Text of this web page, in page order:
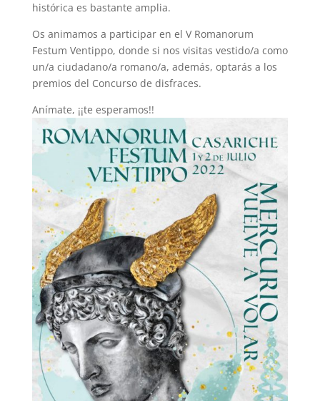
histórica es bastante amplia.
Os animamos a participar en el V Romanorum
Festum Ventippo, donde si nos visitas vestido/a como
un/a ciudadano/a romano/a, además, optarás a los
premios del Concurso de disfraces.
Anímate, ¡¡te esperamos!!